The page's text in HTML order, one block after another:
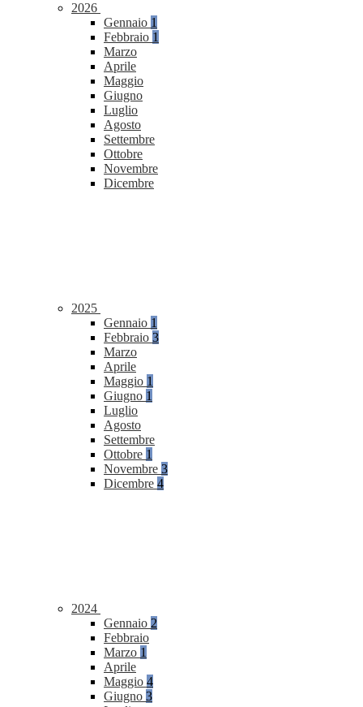
2026
Gennaio 1
Febbraio 1
Marzo
Aprile
Maggio
Giugno
Luglio
Agosto
Settembre
Ottobre
Novembre
Dicembre
2025
Gennaio 1
Febbraio 3
Marzo
Aprile
Maggio 1
Giugno 1
Luglio
Agosto
Settembre
Ottobre 1
Novembre 3
Dicembre 4
2024
Gennaio 2
Febbraio
Marzo 1
Aprile
Maggio 4
Giugno 3